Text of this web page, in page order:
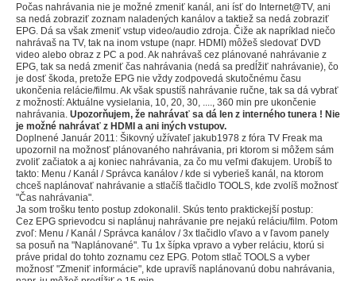
Počas nahrávania nie je možné zmeniť kanál, ani ísť do Internet@TV, ani
sa nedá zobraziť zoznam naladených kanálov a taktiež sa nedá zobraziť
EPG. Dá sa však zmeniť vstup video/audio zdroja. Čiže ak napríklad niečo
nahrávaš na TV, tak na inom vstupe (napr. HDMI) môžeš sledovať DVD
video alebo obraz z PC a pod. Ak nahrávaš cez plánované nahrávanie z
EPG, tak sa nedá zmeniť čas nahrávania (nedá sa predĺžiť nahrávanie), čo
je dosť škoda, pretože EPG nie vždy zodpovedá skutočnému času
ukončenia relácie/filmu. Ak však spustíš nahrávanie ručne, tak sa dá vybrať
z možností: Aktuálne vysielania, 10, 20, 30, ...., 360 min pre ukončenie
nahrávania. Upozorňujem, že nahrávať sa dá len z interného tunera ! Nie
je možné nahrávať z HDMI a ani iných vstupov.
Doplnené Január 2011: Šikovný užívateľ jakub1978 z fóra TV Freak ma
upozornil na možnosť plánovaného nahrávania, pri ktorom si môžem sám
zvoliť začiatok a aj koniec nahrávania, za čo mu veľmi ďakujem. Urobíš to
takto: Menu / Kanál / Správca kanálov / kde si vyberieš kanál, na ktorom
chceš naplánovať nahrávanie a stlačíš tlačidlo TOOLS, kde zvolíš možnosť
"Čas nahrávania".
Ja som trošku tento postup zdokonalil. Skús tento praktickejší postup:
Cez EPG sprievodcu si naplánuj nahrávanie pre nejakú reláciu/film. Potom
zvoľ: Menu / Kanál / Správca kanálov / 3x tlačidlo vľavo a v ľavom panely
sa posuň na "Naplánované". Tu 1x šípka vpravo a vyber reláciu, ktorú si
práve pridal do tohto zoznamu cez EPG. Potom stlač TOOLS a vyber
možnosť "Zmeniť informácie", kde upravíš naplánovanú dobu nahrávania,